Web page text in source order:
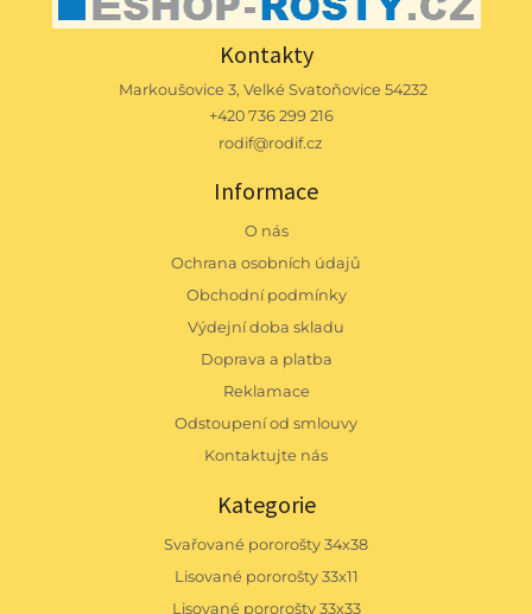
Kontakty
Markoušovice 3, Velké Svatoňovice 54232
+420 736 299 216
rodif@rodif.cz
Informace
O nás
Ochrana osobních údajů
Obchodní podmínky
Výdejní doba skladu
Doprava a platba
Reklamace
Odstoupení od smlouvy
Kontaktujte nás
Kategorie
Svařované pororošty 34x38
Lisované pororošty 33x11
Lisované pororošty 33x33